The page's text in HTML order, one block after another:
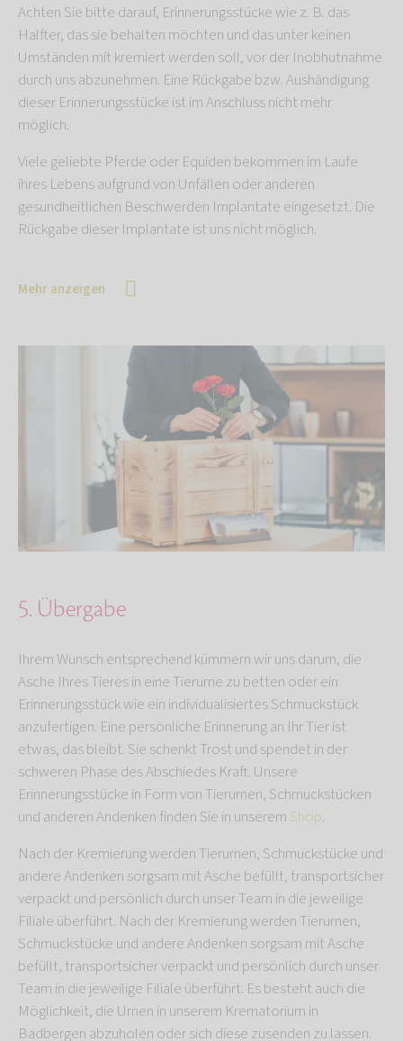
Achten Sie bitte darauf, Erinnerungsstücke wie z. B. das
Halfter, das sie behalten möchten und das unter keinen
Umständen mit kremiert werden soll, vor der Inobhutnahme
durch uns abzunehmen. Eine Rückgabe bzw. Aushändigung
dieser Erinnerungsstücke ist im Anschluss nicht mehr
möglich.
Viele geliebte Pferde oder Equiden bekommen im Laufe
ihres Lebens aufgrund von Unfällen oder anderen
gesundheitlichen Beschwerden Implantate eingesetzt. Die
Rückgabe dieser Implantate ist uns nicht möglich.
Mehr anzeigen
5. Übergabe
Ihrem Wunsch entsprechend kümmern wir uns darum, die
Asche Ihres Tieres in eine Tierurne zu betten oder ein
Erinnerungsstück wie ein individualisiertes Schmuckstück
anzufertigen. Eine persönliche Erinnerung an Ihr Tier ist
etwas, das bleibt. Sie schenkt Trost und spendet in der
schweren Phase des Abschiedes Kraft. Unsere
Erinnerungsstücke in Form von Tierurnen, Schmuckstücken
und anderen Andenken finden Sie in unserem Shop.
Nach der Kremierung werden Tierurnen, Schmuckstücke und
andere Andenken sorgsam mit Asche befüllt, transportsicher
verpackt und persönlich durch unser Team in die jeweilige
Filiale überführt. Nach der Kremierung werden Tierurnen,
Schmuckstücke und andere Andenken sorgsam mit Asche
befüllt, transportsicher verpackt und persönlich durch unser
Team in die jeweilige Filiale überführt. Es besteht auch die
Möglichkeit, die Urnen in unserem Krematorium in
Badbergen abzuholen oder sich diese zusenden zu lassen.